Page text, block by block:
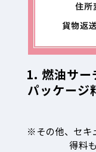
1. 燃油サー
パッケージ
※その他、セキ
得料